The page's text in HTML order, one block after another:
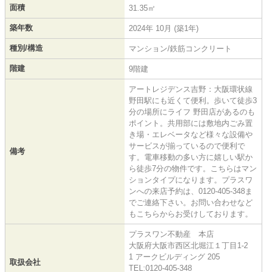
面積 31.35㎡
築年数 2024年 10月 (築1年)
種別/構造 マンション/鉄筋コンクリート
階建 9階建
備考
アートレジデンス吉野：大阪環状線
野田駅にも近くて便利。歩いて徒歩3
分の場所にライフ 野田店があるのも
ポイント。共用部には敷地内ごみ置
き場・エレベータなど様々な設備や
サービスが揃っているので便利で
す。電車移動の多い方に嬉しい駅か
ら徒歩7分の物件です。こちらはマン
ションタイプになります。プラスワ
ンへの来店予約は、0120-405-348ま
でご連絡下さい。お問い合わせなど
もこちらからお受けしております。
取扱会社
プラスワン不動産 本店
大阪府大阪市西区北堀江１丁目1-2
1 アークビルディング 205
TEL:0120-405-348